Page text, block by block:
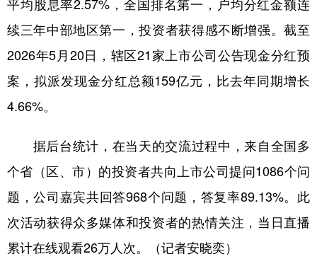
陕西 甘肃 青海 宁夏
新疆 内蒙古 黑龙江
Español Français
Русский язык 日本語 한국어
Deutsch Português
续三年中部地区第一，投资者获得感不断增强。截至
2026年5月20日，辖区21家上市公司公告现金分红预
案，拟派发现金分红总额159亿元，比去年同期增长
4.66%。
据后台统计，在当天的交流过程中，来自全国多
个省（区、市）的投资者共向上市公司提问1086个问
题，公司嘉宾共回答968个问题，答复率89.13%。此
次活动获得众多媒体和投资者的热情关注，当日直播
累计在线观看26万人次。（记者安晓奕）